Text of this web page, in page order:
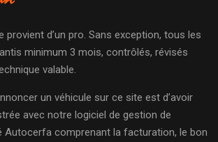
provient d’un pro. Sans exception, tous les
minimum 3 mois, contrôlés, révisés
valable.
un véhicule sur ce site est d’avoir
avec notre logiciel de gestion de
Autocerfa comprenant la facturation, le bon